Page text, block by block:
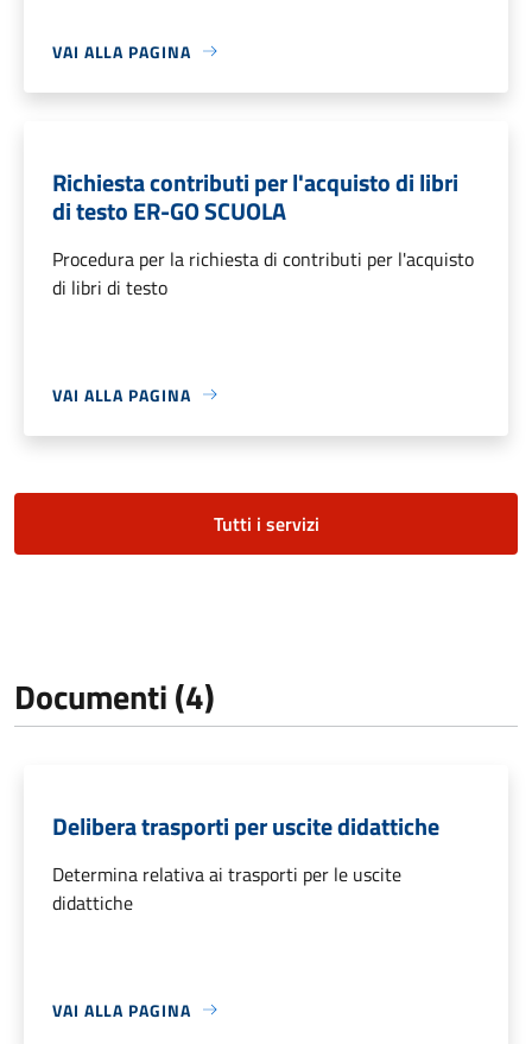
VAI ALLA PAGINA
Richiesta contributi per l'acquisto di libri
di testo ER-GO SCUOLA
Procedura per la richiesta di contributi per l'acquisto
di libri di testo
VAI ALLA PAGINA
Tutti i servizi
Documenti (4)
Delibera trasporti per uscite didattiche
Determina relativa ai trasporti per le uscite
didattiche
VAI ALLA PAGINA